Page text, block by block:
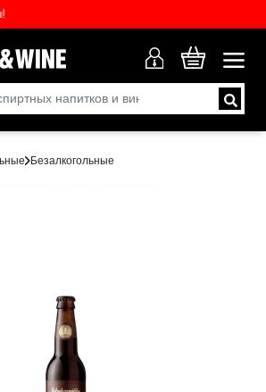
Безалкогольные